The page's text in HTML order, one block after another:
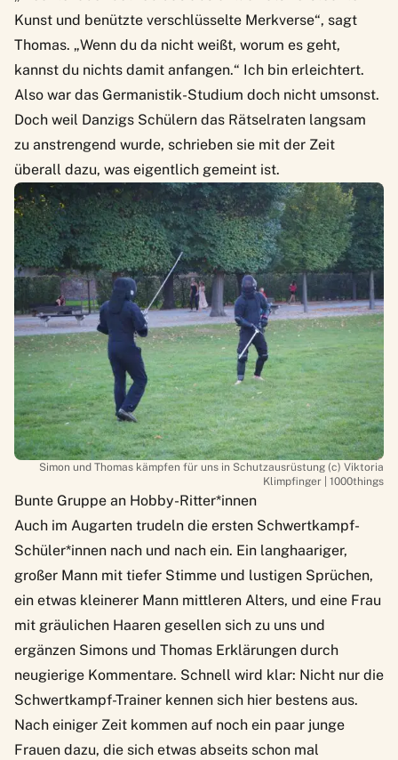
Kunst und benützte verschlüsselte Merkverse“, sagt
Thomas. „Wenn du da nicht weißt, worum es geht,
kannst du nichts damit anfangen.“ Ich bin erleichtert.
Also war das Germanistik-Studium doch nicht umsonst.
Doch weil Danzigs Schülern das Rätselraten langsam
zu anstrengend wurde, schrieben sie mit der Zeit
überall dazu, was eigentlich gemeint ist.
Simon und Thomas kämpfen für uns in Schutzausrüstung (c) Viktoria
Klimpfinger | 1000things
Bunte Gruppe an Hobby-Ritter*innen
Auch im Augarten trudeln die ersten Schwertkampf-
Schüler*innen nach und nach ein. Ein langhaariger,
großer Mann mit tiefer Stimme und lustigen Sprüchen,
ein etwas kleinerer Mann mittleren Alters, und eine Frau
mit gräulichen Haaren gesellen sich zu uns und
ergänzen Simons und Thomas Erklärungen durch
neugierige Kommentare. Schnell wird klar: Nicht nur die
Schwertkampf-Trainer kennen sich hier bestens aus.
Nach einiger Zeit kommen auf noch ein paar junge
Frauen dazu, die sich etwas abseits schon mal